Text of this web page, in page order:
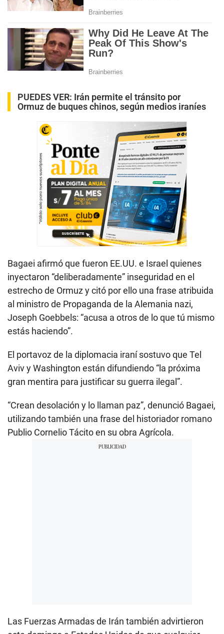
PUEDES VER: Irán permite el tránsito por
Ormuz de buques chinos, según medios iraníes
Bagaei afirmó que fueron EE.UU. e Israel quienes
inyectaron “deliberadamente” inseguridad en el
estrecho de Ormuz y citó por ello una frase atribuida
al ministro de Propaganda de la Alemania nazi,
Joseph Goebbels: “acusa a otros de lo que tú mismo
estás haciendo”.
El portavoz de la diplomacia iraní sostuvo que Tel
Aviv y Washington están difundiendo “la próxima
gran mentira para justificar su guerra ilegal”.
“Crean desolación y lo llaman paz”, denunció Bagaei,
utilizando también una frase del historiador romano
Publio Cornelio Tácito en su obra Agrícola.
Las Fuerzas Armadas de Irán también advirtieron